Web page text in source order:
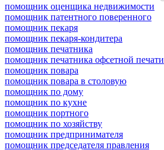
помощник оценщика недвижимости
помощник патентного поверенного
помощник пекаря
помощник пекаря-кондитера
помощник печатника
помощник печатника офсетной печати
помощник повара
помощник повара в столовую
помощник по дому
помощник по кухне
помощник портного
помощник по хозяйству
помощник предпринимателя
помощник председателя правления